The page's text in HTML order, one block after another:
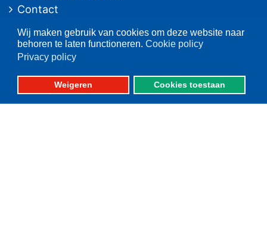
Wij maken gebruik van cookies om deze website naar
behoren te laten functioneren. Cookie policy
Privacy policy
Weigeren Cookies toestaan
Contact
Nieuwsarchief
Contactinformatie
Postbus 59